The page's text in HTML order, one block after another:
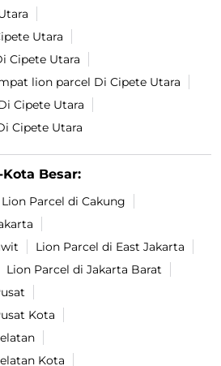
Utara
Cipete Utara
lion parcel Di Cipete Utara
Cipete Utara
Cipete Utara
Besar:
Lion Parcel di Cakung
Lion Parcel di East Jakarta
Lion Parcel di Jakarta Barat
Kota
Kota